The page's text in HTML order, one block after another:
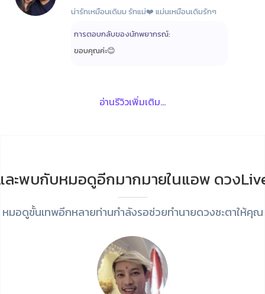
น่ารักเหมือนเดิมม รักแม่❤️ แม่นเหมือนเดิมรักๆ
การตอบกลับของนักพยากรณ์:
ขอบคุณค่ะ😊
อ่านรีวิวเพิ่มเติม...
ละพบกับหมอดูอีกมากมายในแอพ ดวง
หมอดูขั้นเทพอีกหลายท่านกำลังรอช่วยทำนายดวงชะตาให้คุณ